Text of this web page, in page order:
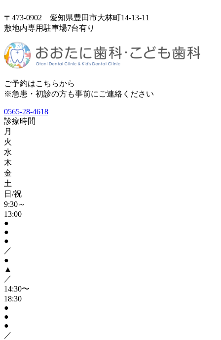
〒473-0902 愛知県豊田市大林町14-13-11
敷地内専用駐車場7台有り
ご予約はこちらから
※急患・初診の方も事前にご連絡ください
0565-28-4618
診療時間
月
火
水
木
金
土
日/祝
9:30～
13:00
●
●
●
／
●
▲
／
14:30〜
18:30
●
●
●
／